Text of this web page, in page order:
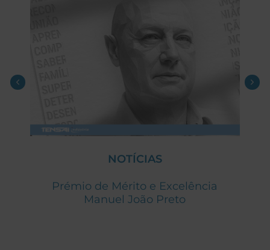
NOTÍCIAS
Prémio de Mérito e Excelência
Manuel João Preto